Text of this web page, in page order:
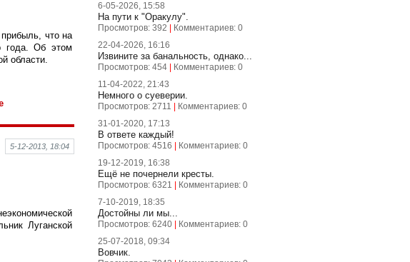
что на
года. Об этом
области.
5-12-2013, 18:04
Луганской
6-05-2026, 15:58
На пути к "Оракулу".
Просмотров: 392
Комментариев: 0
22-04-2026, 16:16
Извините за банальность, однако...
Просмотров: 454
Комментариев: 0
11-04-2022, 21:43
Немного о суеверии.
Просмотров: 2711
Комментариев: 0
31-01-2020, 17:13
В ответе каждый!
Просмотров: 4516
Комментариев: 0
19-12-2019, 16:38
Ещё не почернели кресты.
Просмотров: 6321
Комментариев: 0
7-10-2019, 18:35
Достойны ли мы...
Просмотров: 6240
Комментариев: 0
25-07-2018, 09:34
Вовчик.